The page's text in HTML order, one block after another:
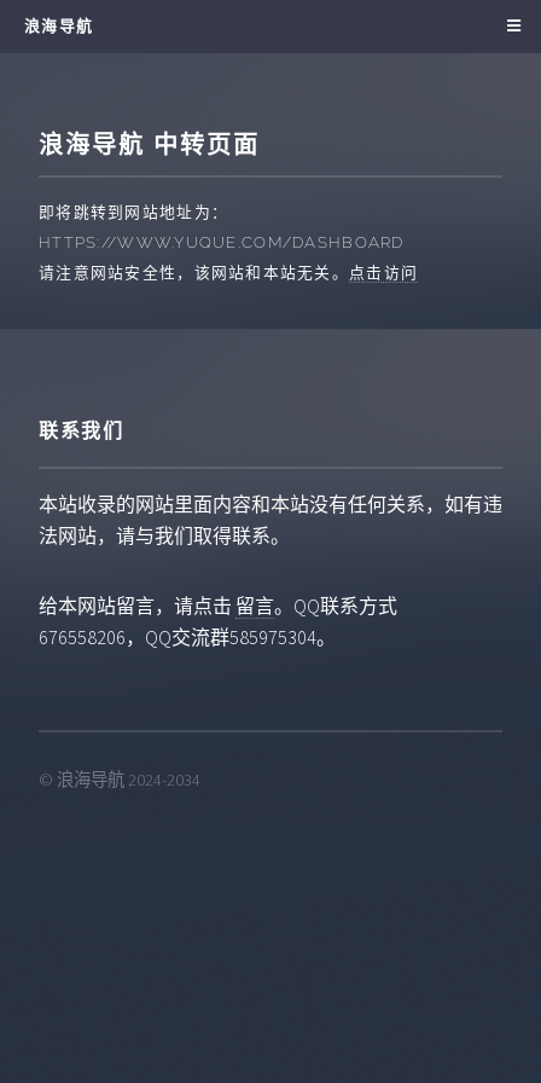
浪海导航
浪海导航 中转页面
即将跳转到网站地址为：
HTTPS://WWW.YUQUE.COM/DASHBOARD
请注意网站安全性，该网站和本站无关。 点击访问
联系我们
本站收录的网站里面内容和本站没有任何关系，如有违
法网站，请与我们取得联系。
给本网站留言，请点击 留言。QQ联系方式
676558206，QQ交流群585975304。
© 浪海导航 2024-2034